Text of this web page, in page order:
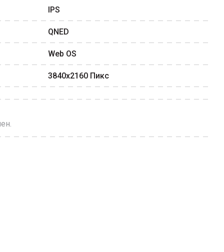
IPS
QNED
Web OS
3840x2160 Пикс